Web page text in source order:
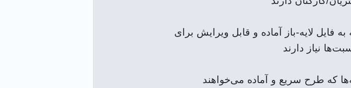
فایل لایه-باز آماده و قابل ویرایش برای
نیاز دارند
که طرح سریع و آماده می‌خواهند